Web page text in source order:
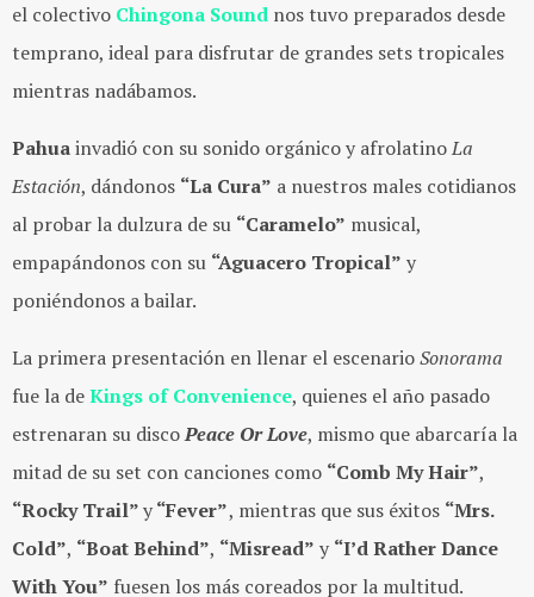
el colectivo Chingona Sound nos tuvo preparados desde
temprano, ideal para disfrutar de grandes sets tropicales
mientras nadábamos.
Pahuainvadió con su sonido orgánico y afrolatinoLa
Estación, dándonos “La Cura” a nuestros males cotidianos
al probar la dulzura de su “Caramelo” musical,
empapándonos con su “Aguacero Tropical” y
poniéndonos a bailar.
La primera presentación en llenar el escenarioSonorama
fue la deKings of Convenience, quienes el año pasado
estrenaran su discoPeace Or Love, mismo que abarcaría la
mitad de su set con canciones como “Comb My Hair”,
“Rocky Trail”y“Fever”, mientras que sus éxitos “Mrs.
Cold”, “Boat Behind”, “Misread” y “I’d Rather Dance
With You” fuesen los más coreados por la multitud.